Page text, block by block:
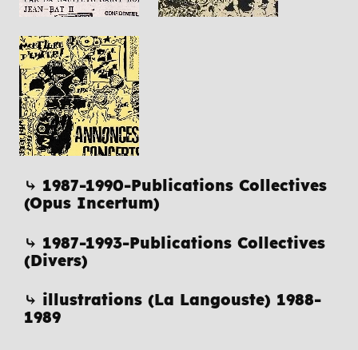
⤷ 1987-1990-Publications Collectives
(Opus Incertum)
⤷ 1987-1993-Publications Collectives
(Divers)
⤷ illustrations (La Langouste) 1988-
1989